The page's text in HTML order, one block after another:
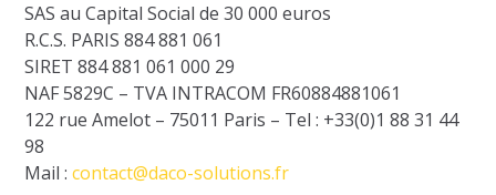
SAS au Capital Social de 30 000 euros
R.C.S. PARIS 884 881 061
SIRET 884 881 061 000 29
NAF 5829C – TVA INTRACOM FR60884881061
122 rue Amelot – 75011 Paris – Tel : +33(0)1 88 31 44
98
Mail :contact@daco-solutions.fr